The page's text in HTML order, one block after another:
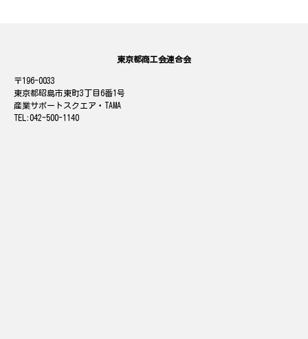
東京都商工会連合会
196-0033
東京都昭島市東町3丁目6番1号
産業サポートスクエア・TAMA
042-500-1140